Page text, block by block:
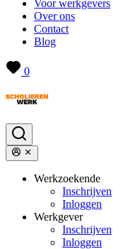
Voor werkgevers
Over ons
Contact
Blog
0
Werkzoekende
Inschrijven
Inloggen
Werkgever
Inschrijven
Inloggen